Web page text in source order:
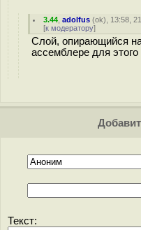
3.44 ,adolfus (ok), 13:58,
[к модератору]
Слой, опирающийся
ассемблере для
Текст: